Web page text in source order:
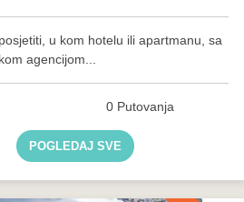
u kom hotelu ili apartmanu, sa
agencijom...
0 Putovanja
POGLEDAJ SVE